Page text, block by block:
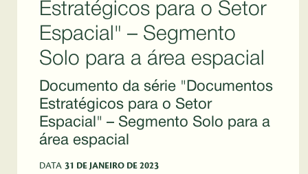
Estratégicos para o Setor
Espacial" – Segmento
Solo para a área espacial
Documento da série "Documentos
Estratégicos para o Setor
Espacial" – Segmento Solo para a
área espacial
DATA 31 DE JANEIRO DE 2023